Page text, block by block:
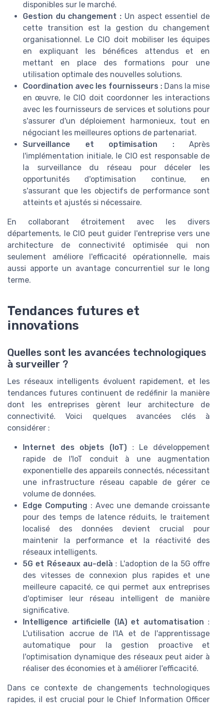
disponibles sur le marché.
Gestion du changement : Un aspect essentiel de
cette transition est la gestion du changement
organisationnel. Le CIO doit mobiliser les équipes
en expliquant les bénéfices attendus et en
mettant en place des formations pour une
utilisation optimale des nouvelles solutions.
Coordination avec les fournisseurs : Dans la mise
en œuvre, le CIO doit coordonner les interactions
avec les fournisseurs de services et solutions pour
s'assurer d'un déploiement harmonieux, tout en
négociant les meilleures options de partenariat.
Surveillance et optimisation :Après
l'implémentation initiale, le CIO est responsable de
la surveillance du réseau pour déceler les
opportunités d'optimisation continue, en
s'assurant que les objectifs de performance sont
atteints et ajustés si nécessaire.
En collaborant étroitement avec les divers
départements, le CIO peut guider l'entreprise vers une
architecture de connectivité optimisée qui non
seulement améliore l'efficacité opérationnelle, mais
aussi apporte un avantage concurrentiel sur le long
terme.
Tendances futures et
innovations
Quelles sont les avancées technologiques
à surveiller ?
Les réseaux intelligents évoluent rapidement, et les
tendances futures continuent de redéfinir la manière
dont les entreprises gèrent leur architecture de
connectivité. Voici quelques avancées clés à
considérer :
Internet des objets (IoT) : Le développement
rapide de l'IoT conduit à une augmentation
exponentielle des appareils connectés, nécessitant
une infrastructure réseau capable de gérer ce
volume de données.
Edge Computing : Avec une demande croissante
pour des temps de latence réduits, le traitement
localisé des données devient crucial pour
maintenir la performance et la réactivité des
réseaux intelligents.
5G et Réseaux au-delà : L'adoption de la 5G offre
des vitesses de connexion plus rapides et une
meilleure capacité, ce qui permet aux entreprises
d'optimiser leur réseau intelligent de manière
significative.
Intelligence artificielle (IA) et automatisation :
L'utilisation accrue de l'IA et de l'apprentissage
automatique pour la gestion proactive et
l'optimisation dynamique des réseaux peut aider à
réaliser des économies et à améliorer l'efficacité.
Dans ce contexte de changements technologiques
rapides, il est crucial pour le Chief Information Officer